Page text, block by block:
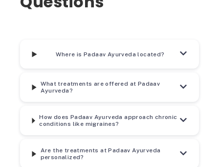
Where is Padaav Ayurveda located?
What treatments are offered at Padaav
Ayurveda?
How does Padaav Ayurveda approach chronic
conditions like migraines?
Are the treatments at Padaav Ayurveda
personalized?